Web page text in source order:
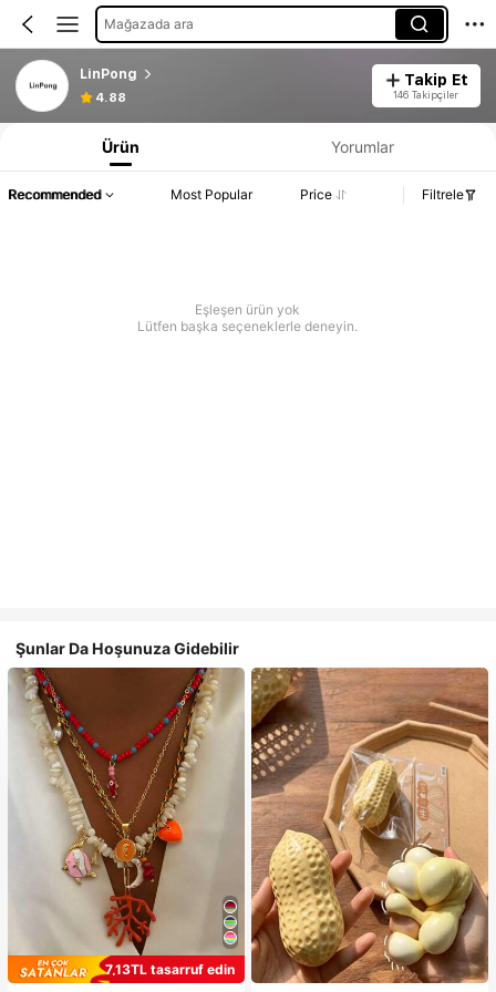
Mağazada ara
LinPong
4.88
Takip Et
146 Takipçiler
Ürün Yorumlar
Recommended Most Popular Price Filtrele
Eşleşen ürün yok
Lütfen başka seçeneklerle deneyin.
Şunlar Da Hoşunuza Gidebilir
7,13TL tasarruf edin